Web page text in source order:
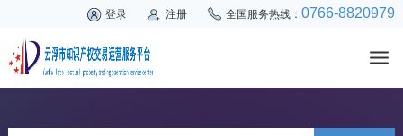
登录 注册 全国服务热线：0766-8820979